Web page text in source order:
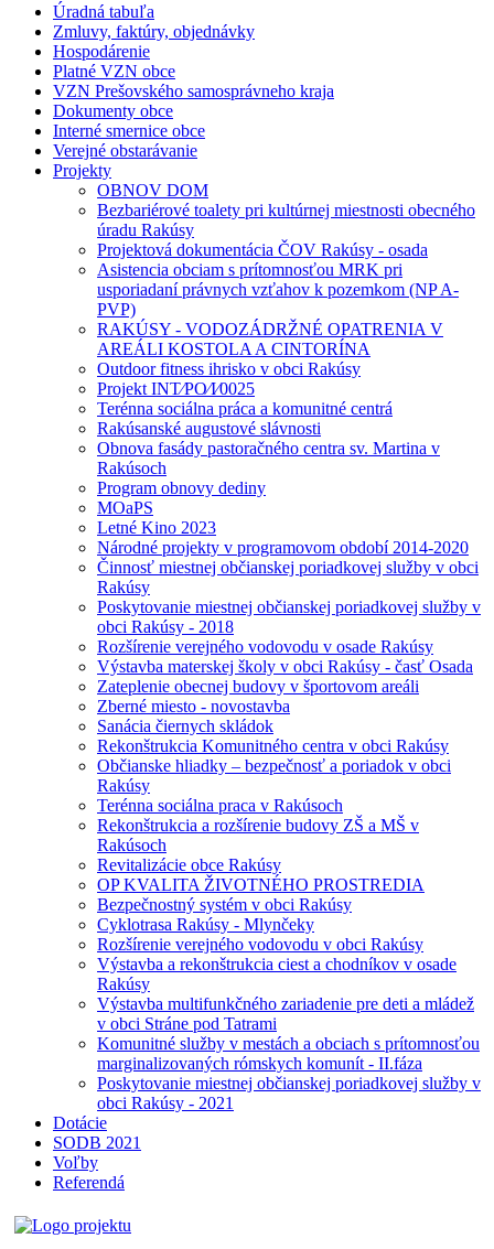
Úradná tabuľa
Zmluvy, faktúry, objednávky
Hospodárenie
Platné VZN obce
VZN Prešovského samosprávneho kraja
Dokumenty obce
Interné smernice obce
Verejné obstarávanie
Projekty
OBNOV DOM
Bezbariérové toalety pri kultúrnej miestnosti obecného
úradu Rakúsy
Projektová dokumentácia ČOV Rakúsy - osada
Asistencia obciam s prítomnosťou MRK pri
usporiadaní právnych vzťahov k pozemkom (NP A-
PVP)
RAKÚSY - VODOZÁDRŽNÉ OPATRENIA V
AREÁLI KOSTOLA A CINTORÍNA
Outdoor fitness ihrisko v obci Rakúsy
Projekt INT⁄PO⁄I⁄0025
Terénna sociálna práca a komunitné centrá
Rakúsanské augustové slávnosti
Obnova fasády pastoračného centra sv. Martina v
Rakúsoch
Program obnovy dediny
MOaPS
Letné Kino 2023
Národné projekty v programovom období 2014-2020
Činnosť miestnej občianskej poriadkovej služby v obci
Rakúsy
Poskytovanie miestnej občianskej poriadkovej služby v
obci Rakúsy - 2018
Rozšírenie verejného vodovodu v osade Rakúsy
Výstavba materskej školy v obci Rakúsy - časť Osada
Zateplenie obecnej budovy v športovom areáli
Zberné miesto - novostavba
Sanácia čiernych skládok
Rekonštrukcia Komunitného centra v obci Rakúsy
Občianske hliadky – bezpečnosť a poriadok v obci
Rakúsy
Terénna sociálna praca v Rakúsoch
Rekonštrukcia a rozšírenie budovy ZŠ a MŠ v
Rakúsoch
Revitalizácie obce Rakúsy
OP KVALITA ŽIVOTNÉHO PROSTREDIA
Bezpečnostný systém v obci Rakúsy
Cyklotrasa Rakúsy - Mlynčeky
Rozšírenie verejného vodovodu v obci Rakúsy
Výstavba a rekonštrukcia ciest a chodníkov v osade
Rakúsy
Výstavba multifunkčného zariadenie pre deti a mládež
v obci Stráne pod Tatrami
Komunitné služby v mestách a obciach s prítomnosťou
marginalizovaných rómskych komunít - II.fáza
Poskytovanie miestnej občianskej poriadkovej služby v
obci Rakúsy - 2021
Dotácie
SODB 2021
Voľby
Referendá